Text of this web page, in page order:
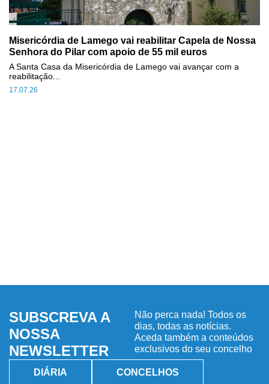
Misericórdia de Lamego vai reabilitar Capela de Nossa
Senhora do Pilar com apoio de 55 mil euros
17.07.26
A Santa Casa da Misericórdia de Lamego vai avançar com a
reabilitação...
SUBSCREVA A
NOSSA
NEWSLETTER
Não perca nada! Todos os
dias, todas as notícias.
Aceda também a conteúdos
exclusivos do seu concelho
DIÁRIA CONCELHOS